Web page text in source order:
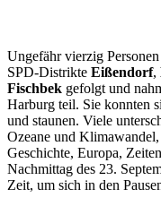
Ungefähr vierzig
SPD-Distrikte Eißendorf,
Fischbek gefolgt und
Harburg teil. Sie konnten
und staunen. Viele
Ozeane und
Geschichte, Europa,
Nachmittag des 23.
Zeit, um sich in den